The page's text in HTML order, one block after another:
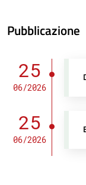
Pubblicazione
25
06/2026
25
06/2026